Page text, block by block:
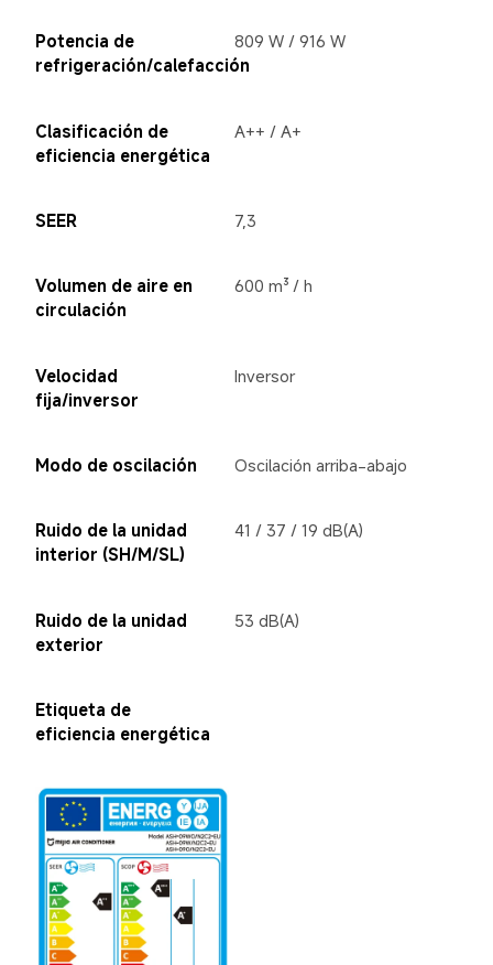
Potencia de
refrigeración/calefacción
809 W / 916 W
Clasificación de
eficiencia energética
A++ / A+
SEER 7,3
Volumen de aire en
circulación
600 m³ / h
Velocidad
fija/inversor
Inversor
Modo de oscilación Oscilación arriba-abajo
Ruido de la unidad
interior (SH/M/SL)
41 / 37 / 19 dB(A)
Ruido de la unidad
exterior
53 dB(A)
Etiqueta de
eficiencia energética